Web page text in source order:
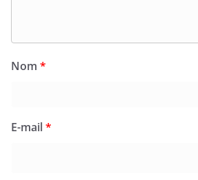
Nom *
E-mail*